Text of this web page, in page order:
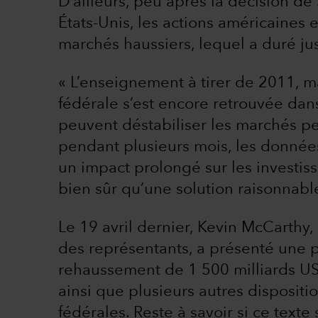
États-Unis, les actions américaines
marchés haussiers, lequel a duré
« L’enseignement à tirer de 2011,
fédérale s’est encore retrouvée
peuvent déstabiliser les marchés
pendant plusieurs mois, les
un impact prolongé sur les
bien sûr qu’une solution
Le 19 avril dernier, Kevin
des représentants, a présenté une
rehaussement de 1 500 milliards
ainsi que plusieurs autres
fédérales. Reste à savoir si ce